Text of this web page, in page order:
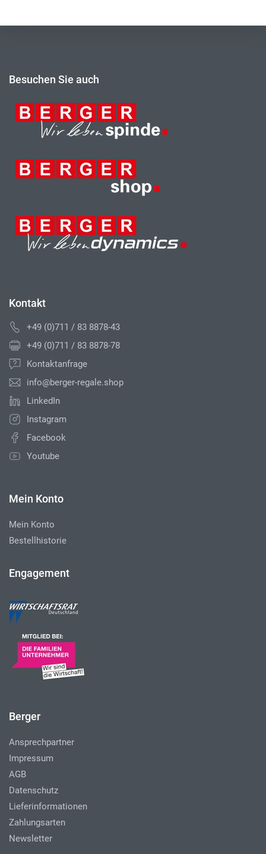
Besuchen Sie auch
Kontakt
+49 (0)711 / 83 8878-43
+49 (0)711 / 83 8878-78
Kontaktanfrage
info@berger-regale.shop
LinkedIn
Instagram
Facebook
Youtube
Mein Konto
Mein Konto
Bestellhistorie
Engagement
Berger
Ansprechpartner
Impressum
AGB
Datenschutz
Lieferinformationen
Zahlungsarten
Newsletter